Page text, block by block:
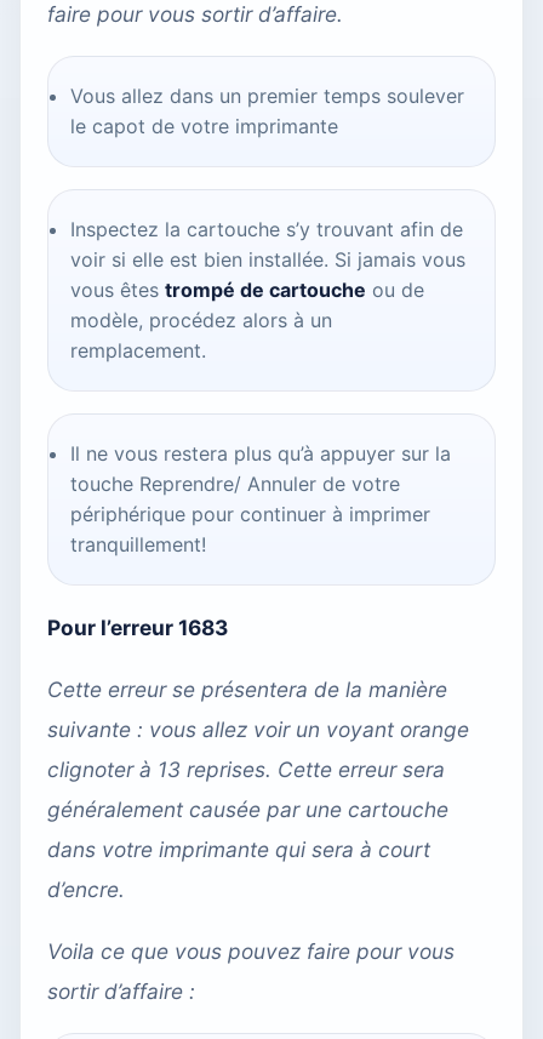
faire pour vous sortir d’affaire.
Vous allez dans un premier temps soulever
le capot de votre imprimante
Inspectez la cartouche s’y trouvant afin de
voir si elle est bien installée. Si jamais vous
vous êtes trompé de cartouche ou de
modèle, procédez alors à un
remplacement.
Il ne vous restera plus qu’à appuyer sur la
touche Reprendre/ Annuler de votre
périphérique pour continuer à imprimer
tranquillement!
Pour l’erreur 1683
Cette erreur se présentera de la manière
suivante : vous allez voir un voyant orange
clignoter à 13 reprises. Cette erreur sera
généralement causée par une cartouche
dans votre imprimante qui sera à court
d’encre.
Voila ce que vous pouvez faire pour vous
sortir d’affaire :